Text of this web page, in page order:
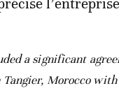
a significant
Morocco